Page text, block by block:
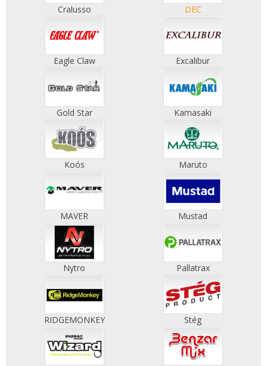
Cralusso DEC
Eagle Claw Excalibur
Gold Star Kamasaki
Koós Maruto
MAVER Mustad
Nytro Pallatrax
RIDGEMONKEY Stég